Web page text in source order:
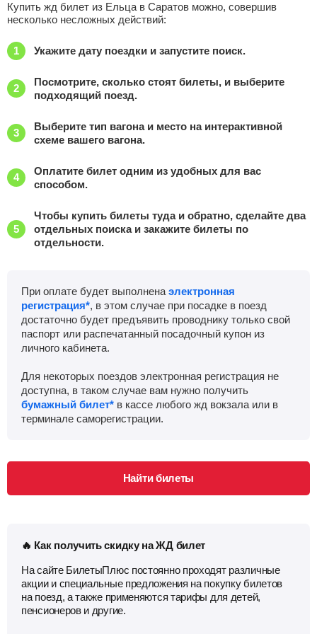
Купить жд билет из Ельца в Саратов можно, совершив
несколько несложных действий:
Укажите дату поездки и запустите поиск.
Посмотрите, сколько стоят билеты, и выберите
подходящий поезд.
Выберите тип вагона и место на интерактивной
схеме вашего вагона.
Оплатите билет одним из удобных для вас
способом.
Чтобы купить билеты туда и обратно, сделайте два
отдельных поиска и закажите билеты по
отдельности.
При оплате будет выполнена электронная
регистрация*, в этом случае при посадке в поезд
достаточно будет предъявить проводнику только свой
паспорт или распечатанный посадочный купон из
личного кабинета.
Для некоторых поездов электронная регистрация не
доступна, в таком случае вам нужно получить
бумажный билет* в кассе любого жд вокзала или в
терминале саморегистрации.
Найти билеты
🔥 Как получить скидку на ЖД билет
На сайте БилетыПлюс постоянно проходят различные
акции и специальные предложения на покупку билетов
на поезд, а также применяются тарифы для детей,
пенсионеров и другие.